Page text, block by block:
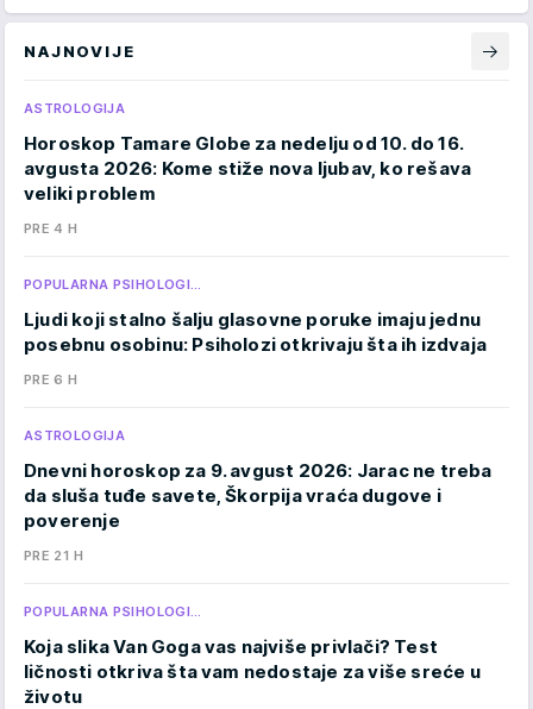
NAJNOVIJE
ASTROLOGIJA
Horoskop Tamare Globe za nedelju od 10. do 16.
avgusta 2026: Kome stiže nova ljubav, ko rešava
veliki problem
PRE 4 H
POPULARNA PSIHOLOGI…
Ljudi koji stalno šalju glasovne poruke imaju jednu
posebnu osobinu: Psiholozi otkrivaju šta ih izdvaja
PRE 6 H
ASTROLOGIJA
Dnevni horoskop za 9. avgust 2026: Jarac ne treba
da sluša tuđe savete, Škorpija vraća dugove i
poverenje
PRE 21 H
POPULARNA PSIHOLOGI…
Koja slika Van Goga vas najviše privlači? Test
ličnosti otkriva šta vam nedostaje za više sreće u
životu